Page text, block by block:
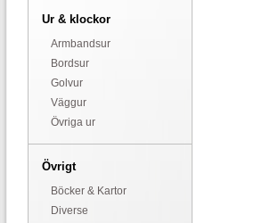
Ur & klockor
Armbandsur
Bordsur
Golvur
Väggur
Övriga ur
Övrigt
Böcker & Kartor
Diverse